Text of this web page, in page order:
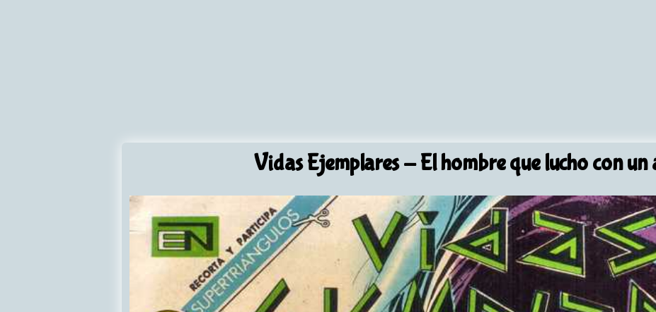
Vidas Ejemplares- El hombre que lucho con un